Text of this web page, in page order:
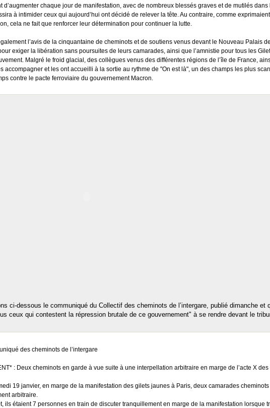
d’augmenter chaque jour de manifestation, avec de nombreux blessés graves et de mutilés
à intimider ceux qui aujourd’hui ont décidé de relever la tête. Au contraire, comme
cela ne fait que renforcer leur détermination pour continuer la lutte.
l’avis de la cinquantaine de cheminots et de soutiens venus devant le Nouveau Palais
exiger la libération sans poursuites de leurs camarades, ainsi que l’amnistie pour tous les
Malgré le froid glacial, des collègues venus des différentes régions de l’île de France,
accompagner et les ont accueilli à la sortie au rythme de "On est là", un des champs les plus
contre le pacte ferroviaire du gouvernement Macron.
ci-dessous le communiqué du Collectif des cheminots de l’intergare, publié dimanche
ceux qui contestent la répression brutale de ce gouvernement" à se rendre devant le
des cheminots de l’intergare
: Deux cheminots en garde à vue suite à une interpellation arbitraire en marge de l’acte X
19 janvier, en marge de la manifestation des gilets jaunes à Paris, deux camarades
arbitraire.
ils étaient 7 personnes en train de discuter tranquillement en marge de la manifestation lorsque